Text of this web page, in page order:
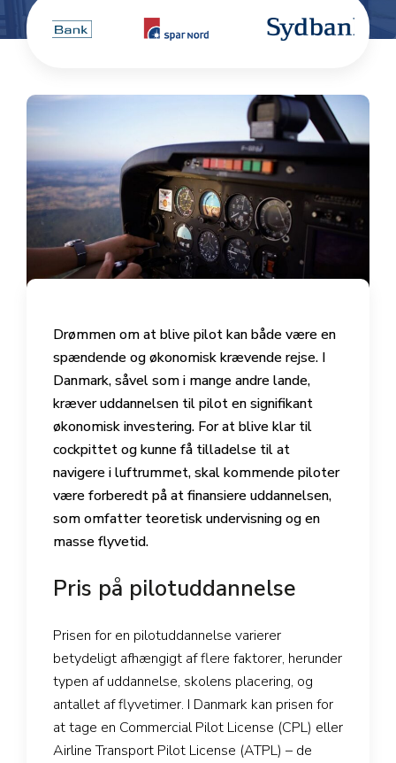
Drømmen om at blive pilot kan både være en
spændende og økonomisk krævende rejse. I
Danmark, såvel som i mange andre lande,
kræver uddannelsen til pilot en signifikant
økonomisk investering. For at blive klar til
cockpittet og kunne få tilladelse til at
navigere i luftrummet, skal kommende piloter
være forberedt på at finansiere uddannelsen,
som omfatter teoretisk undervisning og en
masse flyvetid.
Pris på pilotuddannelse
Prisen for en pilotuddannelse varierer
betydeligt afhængigt af flere faktorer, herunder
typen af uddannelse, skolens placering, og
antallet af flyvetimer. I Danmark kan prisen for
at tage en Commercial Pilot License (CPL) eller
Airline Transport Pilot License (ATPL) – de